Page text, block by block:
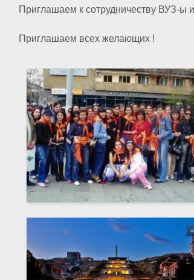
Приглашаем к сотрудничеству ВУЗ-ы
Приглашаем всех желающих !